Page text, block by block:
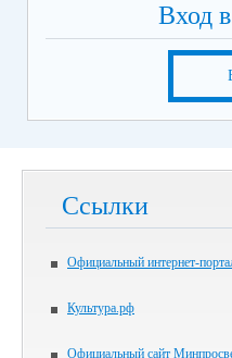
Вход
Ссылки
Официальный интернет-
Культура.рф
Официальный сайт